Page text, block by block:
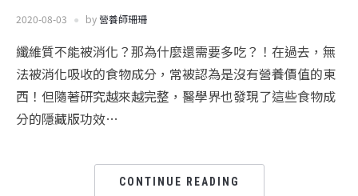
2020-08-03 by營養師珊珊
纖維質不能被消化？那為什麼還需要多吃？！在過去，無
法被消化吸收的食物成分，常被認為是沒有營養價值的東
西！但隨著研究越來越完整，醫學界也發現了這些食物成
分的隱藏版功效…
CONTINUE READING